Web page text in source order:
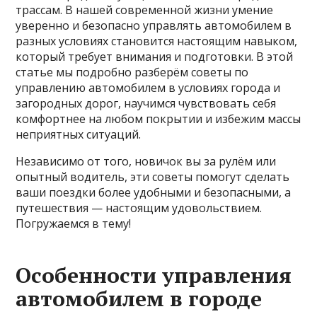
трассам. В нашей современной жизни умение
уверенно и безопасно управлять автомобилем в
разных условиях становится настоящим навыком,
который требует внимания и подготовки. В этой
статье мы подробно разберём советы по
управлению автомобилем в условиях города и
загородных дорог, научимся чувствовать себя
комфортнее на любом покрытии и избежим массы
неприятных ситуаций.
Независимо от того, новичок вы за рулём или
опытный водитель, эти советы помогут сделать
ваши поездки более удобными и безопасными, а
путешествия — настоящим удовольствием.
Погружаемся в тему!
Особенности управления
автомобилем в городе